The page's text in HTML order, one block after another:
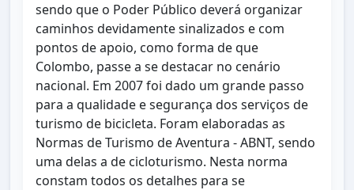
sendo que o Poder Público deverá organizar
caminhos devidamente sinalizados e com
pontos de apoio, como forma de que
Colombo, passe a se destacar no cenário
nacional. Em 2007 foi dado um grande passo
para a qualidade e segurança dos serviços de
turismo de bicicleta. Foram elaboradas as
Normas de Turismo de Aventura - ABNT, sendo
uma delas a de cicloturismo. Nesta norma
constam todos os detalhes para se